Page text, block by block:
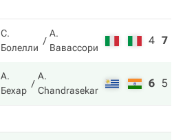
С.
Болелли
А.
Вавассори
4 7
А.
Бехар
A.
Chandrasekar
6 5